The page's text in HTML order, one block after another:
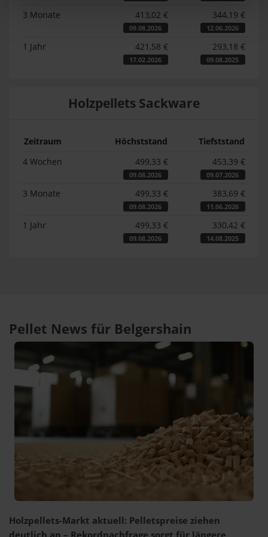
3 Monate 413,02 €
09.08.2026
344,19 €
12.06.2026
1 Jahr 421,58 €
17.02.2026
293,18 €
09.08.2025
Holzpellets Sackware
Zeitraum Höchststand
Tiefststand
4 Wochen
499,33 €
09.08.2026
453,39 €
09.07.2026
3 Monate 499,33 €
09.08.2026
383,69 €
11.06.2026
1 Jahr 499,33 €
09.08.2026
330,42 €
14.08.2025
Pellet News für Belgershain
Holzpellets-Markt aktuell: Pelletspreise ziehen